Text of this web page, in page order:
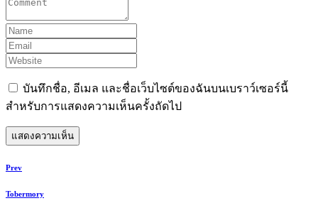
บันทึกชื่อ, อีเมล และชื่อเว็บไซต์ของฉันบนเบราว์เซอร์นี้
สำหรับการแสดงความเห็นครั้งถัดไป
Prev
Tobermory